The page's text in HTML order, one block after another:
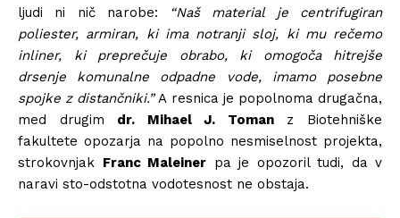
ljudi ni nič narobe:
“Naš material je centrifugiran
poliester, armiran, ki ima notranji sloj, ki mu rečemo
inliner, ki preprečuje obrabo, ki omogoča hitrejše
drsenje komunalne odpadne vode, imamo posebne
spojke z distančniki.”A resnica je popolnoma drugačna,
med drugim dr. Mihael J. Tomanz Biotehniške
fakultete opozarja na popolno nesmiselnost projekta,
strokovnjak Franc Maleiner pa je opozoril tudi, da v
naravi sto-odstotna vodotesnost ne obstaja.